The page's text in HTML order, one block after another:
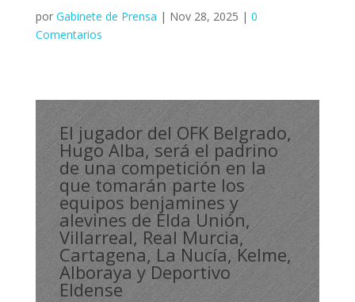
por Gabinete de Prensa | Nov 28, 2025 | 0
Comentarios
El jugador del OFK Belgrado,
Hugo Alba, será el padrino
de una competición en la
que tomarán parte los
equipos benjamines y
alevines de Elda Unión,
Villarreal, Real Murcia,
Cartagena, La Nucía, Kelme,
Alboraya y Deportivo
Eldense